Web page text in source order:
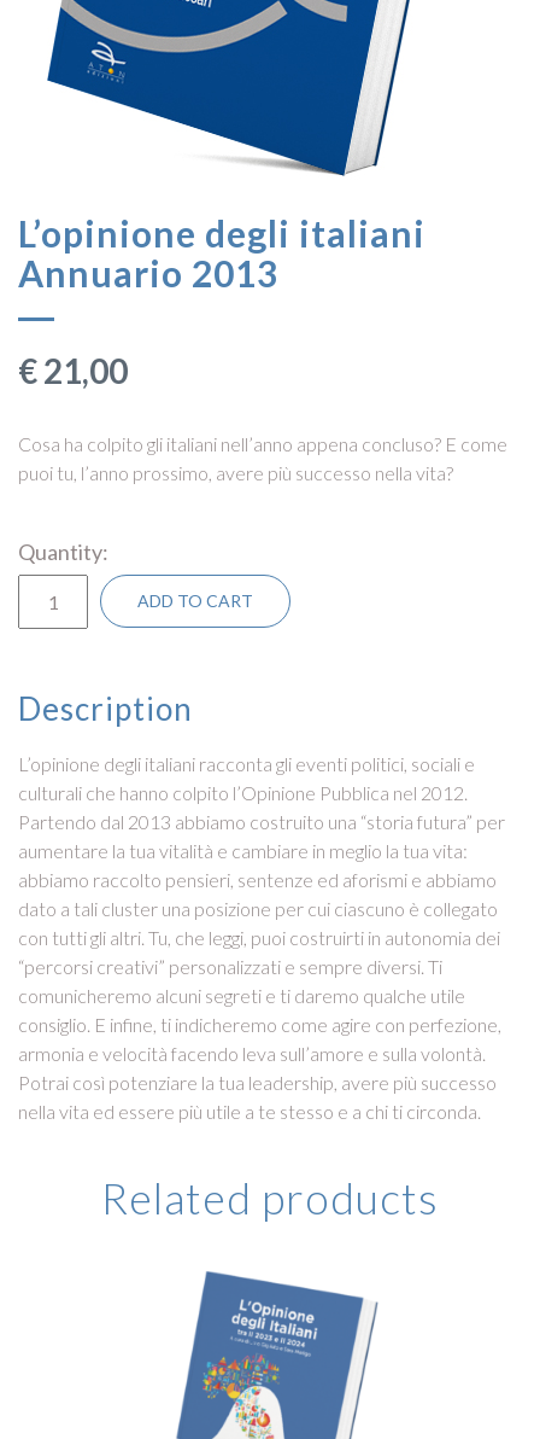
L’opinione degli italiani
Annuario 2013
€21,00
Cosa ha colpito gli italiani nell’anno appena concluso? E come
puoi tu, l’anno prossimo, avere più successo nella vita?
Quantity
ADD TO CART
Description
L’opinione degli italiani racconta gli eventi politici, sociali e
culturali che hanno colpito l’Opinione Pubblica nel 2012.
Partendo dal 2013 abbiamo costruito una “storia futura” per
aumentare la tua vitalità e cambiare in meglio la tua vita:
abbiamo raccolto pensieri, sentenze ed aforismi e abbiamo
dato a tali cluster una posizione per cui ciascuno è collegato
con tutti gli altri. Tu, che leggi, puoi costruirti in autonomia dei
“percorsi creativi” personalizzati e sempre diversi. Ti
comunicheremo alcuni segreti e ti daremo qualche utile
consiglio. E infine, ti indicheremo come agire con perfezione,
armonia e velocità facendo leva sull’amore e sulla volontà.
Potrai così potenziare la tua leadership, avere più successo
nella vita ed essere più utile a te stesso e a chi ti circonda.
Related products